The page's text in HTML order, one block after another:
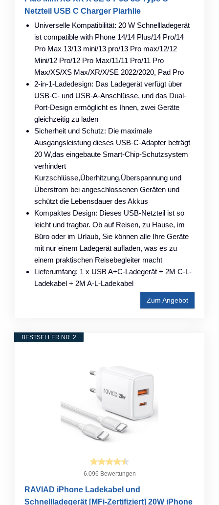
Netzteil USB C Charger Piarhlie
Universelle Kompatibilität: 20 W Schnellladegerät
ist compatible with Phone 14/14 Plus/14 Pro/14
Pro Max 13/13 mini/13 pro/13 Pro max/12/12
Mini/12 Pro/12 Pro Max/11/11 Pro/11 Pro
Max/XS/XS Max/XR/X/SE 2022/2020, Pad Pro
2-in-1-Ladedesign: Das Ladegerät verfügt über
USB-C- und USB-A-Anschlüsse, und das Dual-
Port-Design ermöglicht es Ihnen, zwei Geräte
gleichzeitig zu laden
Sicherheit und Schutz: Die maximale
Ausgangsleistung dieses USB-C-Adapter beträgt
20 W,das eingebaute Smart-Chip-Schutzsystem
verhindert
Kurzschlüsse,Überhitzung,Überspannung und
Überstrom bei angeschlossenen Geräten und
schützt die Lebensdauer des Akkus
Kompaktes Design: Dieses USB-Netzteil ist so
leicht und tragbar. Ob auf Reisen, zu Hause, im
Büro oder im Urlaub, Sie können alle Ihre Geräte
mit nur einem Ladegerät aufladen, was es zu
einem praktischen Reisebegleiter macht
Lieferumfang: 1 x USB A+C-Ladegerät + 2M C-L-
Ladekabel + 2M A-L-Ladekabel
Zum Angebot
BESTSELLER NR. 2
6.096 Bewertungen
RAVIAD iPhone Ladekabel und
Schnellladegerät [MFi-Zertifiziert] 20W iPhone